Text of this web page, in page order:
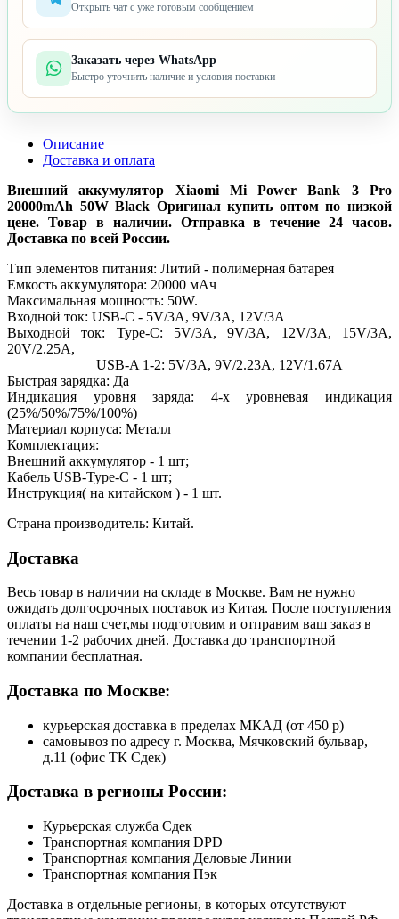
Открыть чат с уже готовым сообщением
Заказать через WhatsApp
Быстро уточнить наличие и условия поставки
Описание
Доставка и оплата
Внешний аккумулятор Xiaomi Mi Power Bank 3 Pro
20000mAh 50W Black Оригинал купить оптом по низкой
цене. Товар в наличии. Отправка в течение 24 часов.
Доставка по всей России.
Тип элементов питания: Литий - полимерная батарея
Емкость аккумулятора: 20000 мАч
Максимальная мощность: 50W.
Входной ток: USB-C - 5V/3A, 9V/3A, 12V/3A
Выходной ток: Type-C: 5V/3А, 9V/3А, 12V/3А, 15V/3А,
20V/2.25А,
USB-A 1-2: 5V/3А, 9V/2.23А, 12V/1.67А
Быстрая зарядка: Да
Индикация уровня заряда: 4-х уровневая индикация
(25%/50%/75%/100%)
Материал корпуса: Металл
Комплектация:
Внешний аккумулятор - 1 шт;
Кабель USB-Type-C - 1 шт;
Инструкция( на китайском ) - 1 шт.
Страна производитель: Китай.
Доставка
Весь товар в наличии на складе в Москве. Вам не нужно
ожидать долгосрочных поставок из Китая. После поступления
оплаты на наш счет,мы подготовим и отправим ваш заказ в
течении 1-2 рабочих дней. Доставка до транспортной
компании бесплатная.
Доставка по Москве:
курьерская доставка в пределах МКАД (от 450 р)
самовывоз по адресу г. Москва, Мячковский бульвар,
д.11 (офис ТК Сдек)
Доставка в регионы России:
Курьерская служба Сдек
Транспортная компания DPD
Транспортная компания Деловые Линии
Транспортная компания Пэк
Доставка в отдельные регионы, в которых отсутствуют